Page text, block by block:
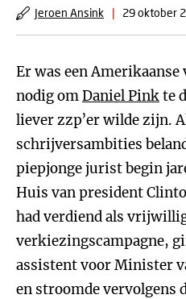
Jeroen Ansink | 29 oktober
Er was een
nodig omDaniel Pinkte
liever zzp’er wilde zijn.
schrijversambities
piepjonge jurist begin
Huis van president
had verdiend als
verkiezingscampagne,
assistent voor Minister
en stroomde vervolgens